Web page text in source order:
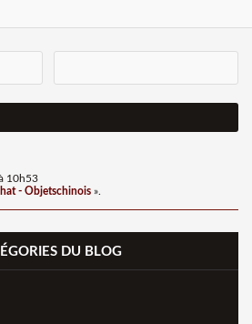
10h53
- Objetschinois ».
DU BLOG